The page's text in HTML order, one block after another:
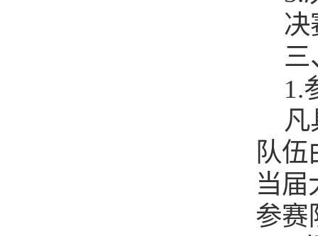
决
三
1.
凡
队
当届
参赛